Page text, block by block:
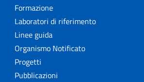
Formazione
Laboratori di riferimento
Linee guida
Organismo Notificato
Progetti
Pubblicazioni